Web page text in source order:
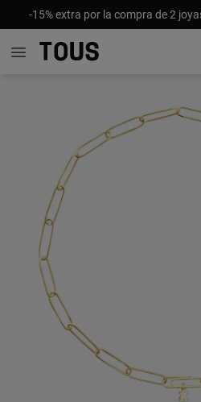
-15% extra por la compra de 2